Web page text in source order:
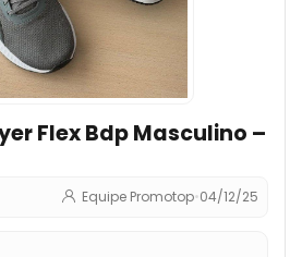
Flex Bdp Masculino –
Equipe Promotop•04/12/25